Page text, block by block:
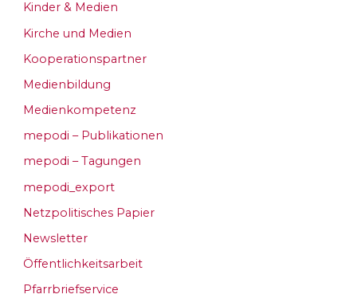
Kinder & Medien
Kirche und Medien
Kooperationspartner
Medienbildung
Medienkompetenz
mepodi – Publikationen
mepodi – Tagungen
mepodi_export
Netzpolitisches Papier
Newsletter
Öffentlichkeitsarbeit
Pfarrbriefservice